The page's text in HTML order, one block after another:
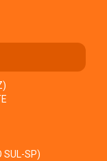
SUL-SP)